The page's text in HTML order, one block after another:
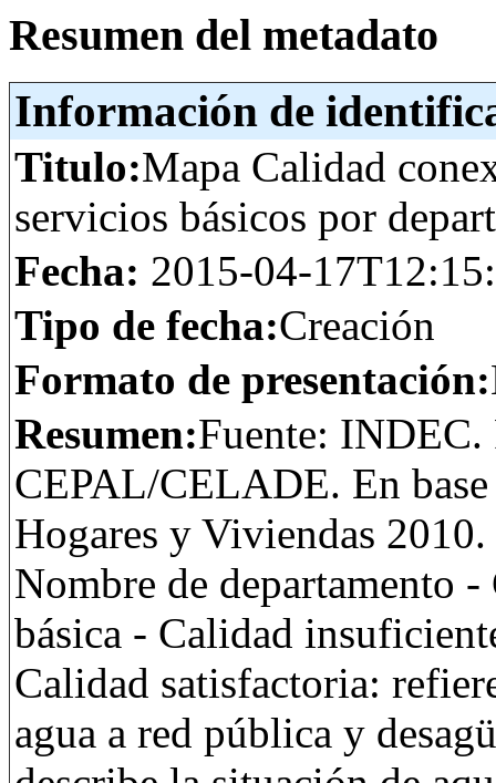
Resumen del metadato
Información de
Titulo:Mapa Calidad
servicios básicos por
Fecha: 2015-04-
Tipo de fecha:Creación
Formato de presentación:
Resumen:Fuente: INDEC.
CEPAL/CELADE. En
Hogares y Viviendas
Nombre de departamento
básica - Calidad
Calidad satisfactoria:
agua a red pública y